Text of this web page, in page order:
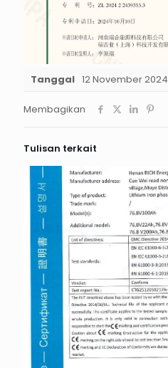
Tanggal 12 November 2024
Membagikan
Tulisan terkait